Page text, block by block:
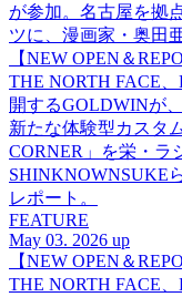
が参加。名古屋を拠
ツに、漫画家・奥田
【NEW OPEN＆
THE NORTH FACE
開するGOLDWINが、
新たな体験型カスタ
CORNER」を栄・ラ
SHINKNOWNSUKE
レポート。
FEATURE
May 03. 2026 up
【NEW OPEN＆
THE NORTH FACE